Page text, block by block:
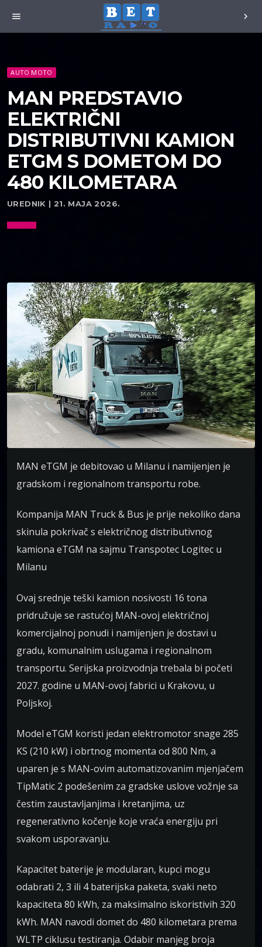
menu chevron_right
AUTO MOTO
MAN PREDSTAVIO
ELEKTRIČNI
DISTRIBUTIVNI KAMION
ETGM S DOMETOM DO
480 KILOMETARA
UREDNIK | 21. MAJA 2026.
MAN eTGM je debitovao u Milanu i namijenjen je
gradskom i regionalnom transportu robe.
Kompanija MAN Truck & Bus je prije nekoliko dana
skinula pokrivač s električnog distributivnog
kamiona eTGM na sajmu Transpotec Logitec u
Milanu
Ovaj srednje teški kamion nosivosti 16 tona
pridružuje se rastućoj MAN-ovoj električnoj
komercijalnoj ponudi i namijenjen je dostavi u
gradu, komunalnim uslugama i regionalnom
transportu. Serijska proizvodnja trebala bi početi
2027. godine u MAN-ovoj fabrici u Krakovu, u
Poljskoj.
Model eTGM koristi jedan elektromotor snage 285
KS (210 kW) i obrtnog momenta od 800 Nm, a
uparen je s MAN-ovim automatizovanim mjenjačem
TipMatic 2 podešenim za gradske uslove vožnje sa
čestim zaustavljanjima i kretanjima, uz
regenerativno kočenje koje vraća energiju pri
svakom usporavanju.
Kapacitet baterije je modularan, kupci mogu
odabrati 2, 3 ili 4 baterijska paketa, svaki neto
kapaciteta 80 kWh, za maksimalno iskoristivih 320
kWh. MAN navodi domet do 480 kilometara prema
WLTP ciklusu testiranja. Odabir manjeg broja